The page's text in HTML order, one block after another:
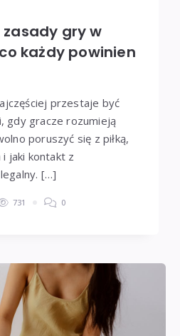
gry w
każdy powinien
przestaje być
gdy gracze rozumieją
poruszyć się z piłką,
jaki kontakt z
[…]
731 0